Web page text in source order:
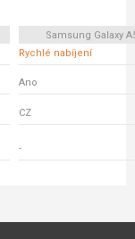
Samsung Galaxy
Rychlé nabíjení
Ano
CZ
-